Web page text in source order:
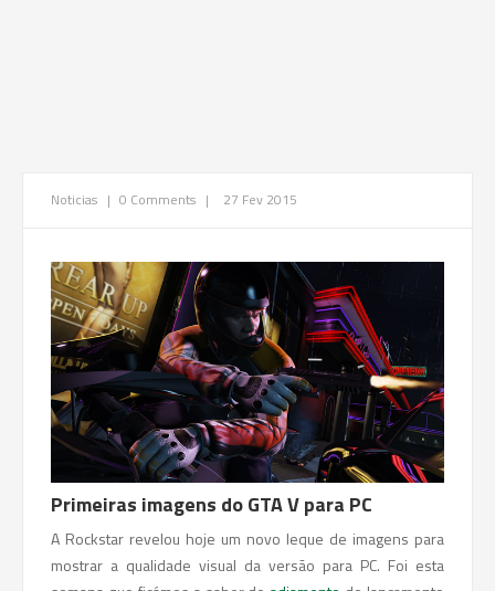
Noticias | 0 Comments | 27 Fev 2015
Primeiras imagens do GTA V para PC
A Rockstar revelou hoje um novo leque de imagens para
mostrar a qualidade visual da versão para PC. Foi esta